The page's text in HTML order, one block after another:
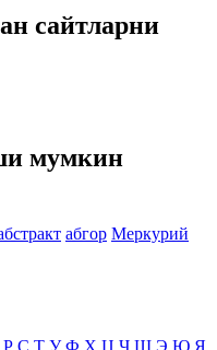
сайтларни
мумкин
абгор Меркурий